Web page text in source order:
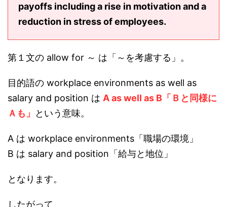
payoffs including a rise in motivation and a
reduction in stress of employees.
第１文の allow for ～ は「～を考慮する」。
目的語の workplace environments as well as
salary and position は A as well as B「Ｂと同様に
Ａも」
という意味。
A は workplace environments「職場の環境」
B は salary and position「給与と地位」
となります。
したがって